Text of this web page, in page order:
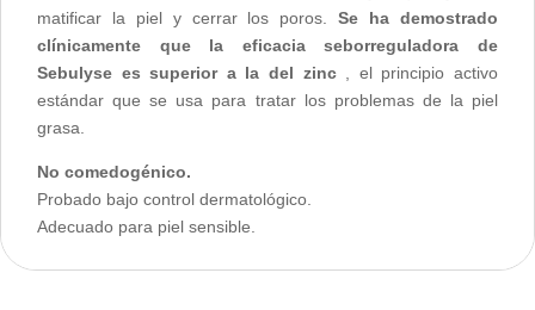
matificar la piel y cerrar los poros.Se ha demostrado
clínicamente que la eficacia seborreguladora de
Sebulyse es superior a la del zinc, el principio activo
estándar que se usa para tratar los problemas de la piel
grasa.
No comedogénico.
Probado bajo control dermatológico.
Adecuado para piel sensible.